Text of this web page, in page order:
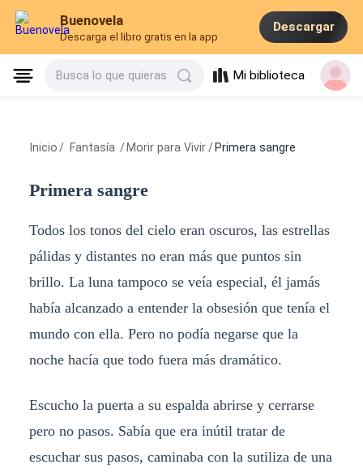
Buenovela
Descarga el libro gratis en la app
Descargar
Busca lo que quieras Mi biblioteca
Inicio / Fantasía / Morir para Vivir / Primera sangre
Primera sangre
Todos los tonos del cielo eran oscuros, las estrellas
pálidas y distantes no eran más que puntos sin
brillo. La luna tampoco se veía especial, él jamás
había alcanzado a entender la obsesión que tenía el
mundo con ella. Pero no podía negarse que la
noche hacía que todo fuera más dramático.
Escucho la puerta a su espalda abrirse y cerrarse
pero no pasos. Sabía que era inútil tratar de
escuchar sus pasos, caminaba con la sutiliza de una